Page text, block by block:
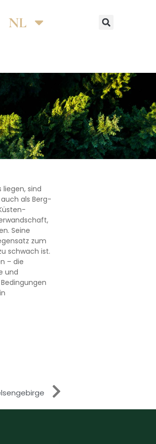
NL
EN
liegen, sind
als Berg-
Seine
zum
schwach ist.
– die
und